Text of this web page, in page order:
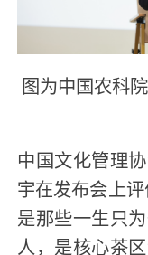
图为中国农科
中国文化管理
宇在发布会上
是那些一生只
人，是核心茶